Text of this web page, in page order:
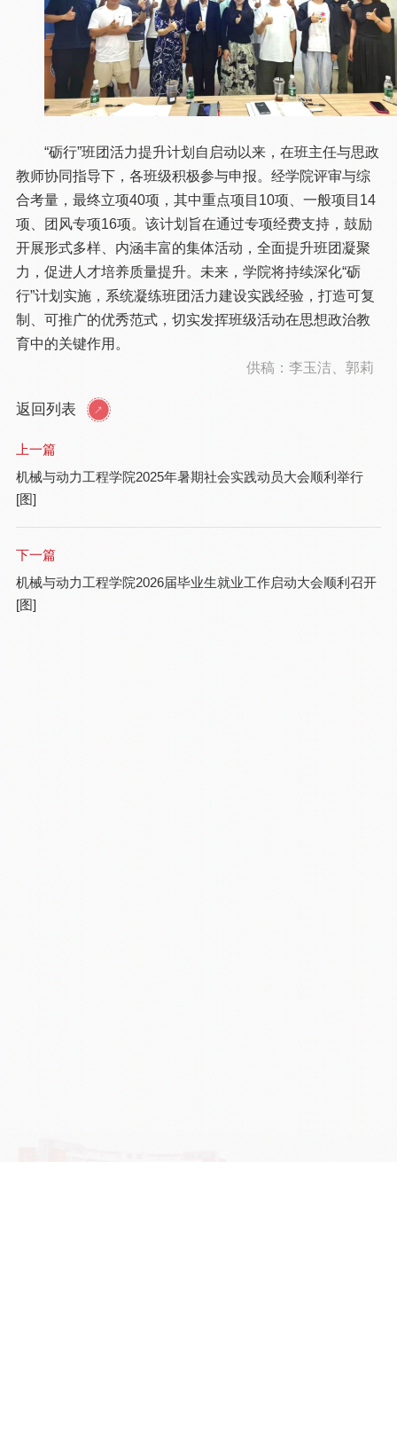
“砺行”班团活力提升计划自启动以来，在班主任与思政
教师协同指导下，各班级积极参与申报。经学院评审与综
合考量，最终立项40项，其中重点项目10项、一般项目14
项、团风专项16项。该计划旨在通过专项经费支持，鼓励
开展形式多样、内涵丰富的集体活动，全面提升班团凝聚
力，促进人才培养质量提升。未来，学院将持续深化“砺
行”计划实施，系统凝练班团活力建设实践经验，打造可复
制、可推广的优秀范式，切实发挥班级活动在思想政治教
育中的关键作用。
供稿：李玉洁、郭莉
返回列表
上一篇
机械与动力工程学院2025年暑期社会实践动员大会顺利举行
[图]
下一篇
机械与动力工程学院2026届毕业生就业工作启动大会顺利召开
[图]